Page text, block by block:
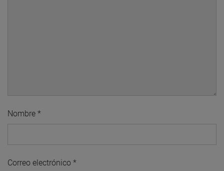
Nombre *
Correo electrónico *